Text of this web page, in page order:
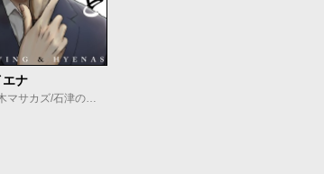
エナ
甚野博則/鈴木マサカズ/石津のぞみ